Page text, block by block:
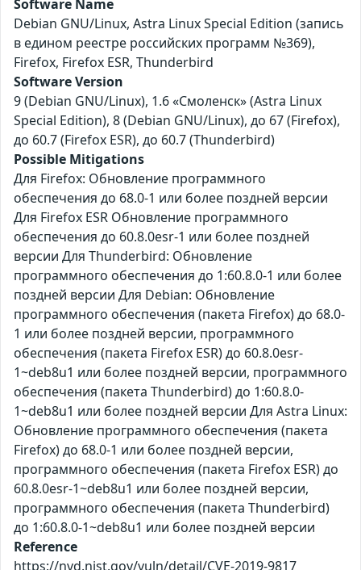
Software Name
Debian GNU/Linux, Astra Linux Special Edition (запись
в едином реестре российских программ №369),
Firefox, Firefox ESR, Thunderbird
Software Version
9 (Debian GNU/Linux), 1.6 «Смоленск» (Astra Linux
Special Edition), 8 (Debian GNU/Linux), до 67 (Firefox),
до 60.7 (Firefox ESR), до 60.7 (Thunderbird)
Possible Mitigations
Для Firefox: Обновление программного
обеспечения до 68.0-1 или более поздней версии
Для Firefox ESR Обновление программного
обеспечения до 60.8.0esr-1 или более поздней
версии Для Thunderbird: Обновление
программного обеспечения до 1:60.8.0-1 или более
поздней версии Для Debian: Обновление
программного обеспечения (пакета Firefox) до 68.0-
1 или более поздней версии, программного
обеспечения (пакета Firefox ESR) до 60.8.0esr-
1~deb8u1 или более поздней версии, программного
обеспечения (пакета Thunderbird) до 1:60.8.0-
1~deb8u1 или более поздней версии Для Astra Linux:
Обновление программного обеспечения (пакета
Firefox) до 68.0-1 или более поздней версии,
программного обеспечения (пакета Firefox ESR) до
60.8.0esr-1~deb8u1 или более поздней версии,
программного обеспечения (пакета Thunderbird)
до 1:60.8.0-1~deb8u1 или более поздней версии
Reference
https://nvd.nist.gov/vuln/detail/CVE-2019-9817